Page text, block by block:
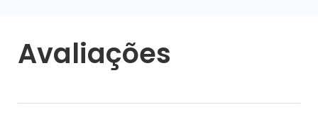
Avaliações